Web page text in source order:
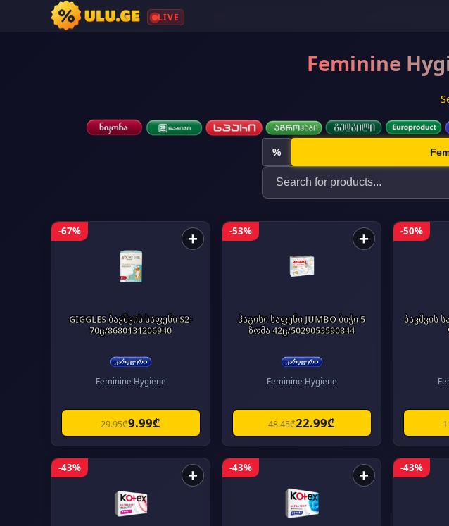
LIVE
Feminine
%
-67% +
GIGGLES ბავშვის საფენი S2-
70ც/8680131206940
Feminine Hygiene
29.95₾9.99₾
-53% +
ჰაგისი საფენი JUMBO ბიჭი 5
ზომა 42ც/5029053590844
Feminine Hygiene
48.45₾22.99₾
-50%
ბავშვის
-43% + -43% + -43%